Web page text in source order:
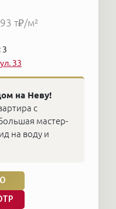
т₽/м²
3
33
на Неву!
с
мастер-
на воду и